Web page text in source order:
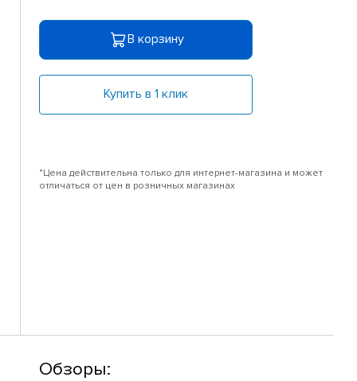
В корзину
Купить в 1 клик
*Цена действительна только для интернет-магазина и может
отличаться от цен в розничных магазинах
Обзоры: